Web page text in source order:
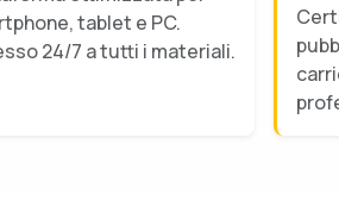
tablet e PC.
24/7 a tutti i materiali.